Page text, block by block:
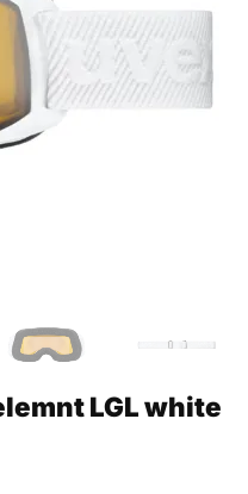
LGL white